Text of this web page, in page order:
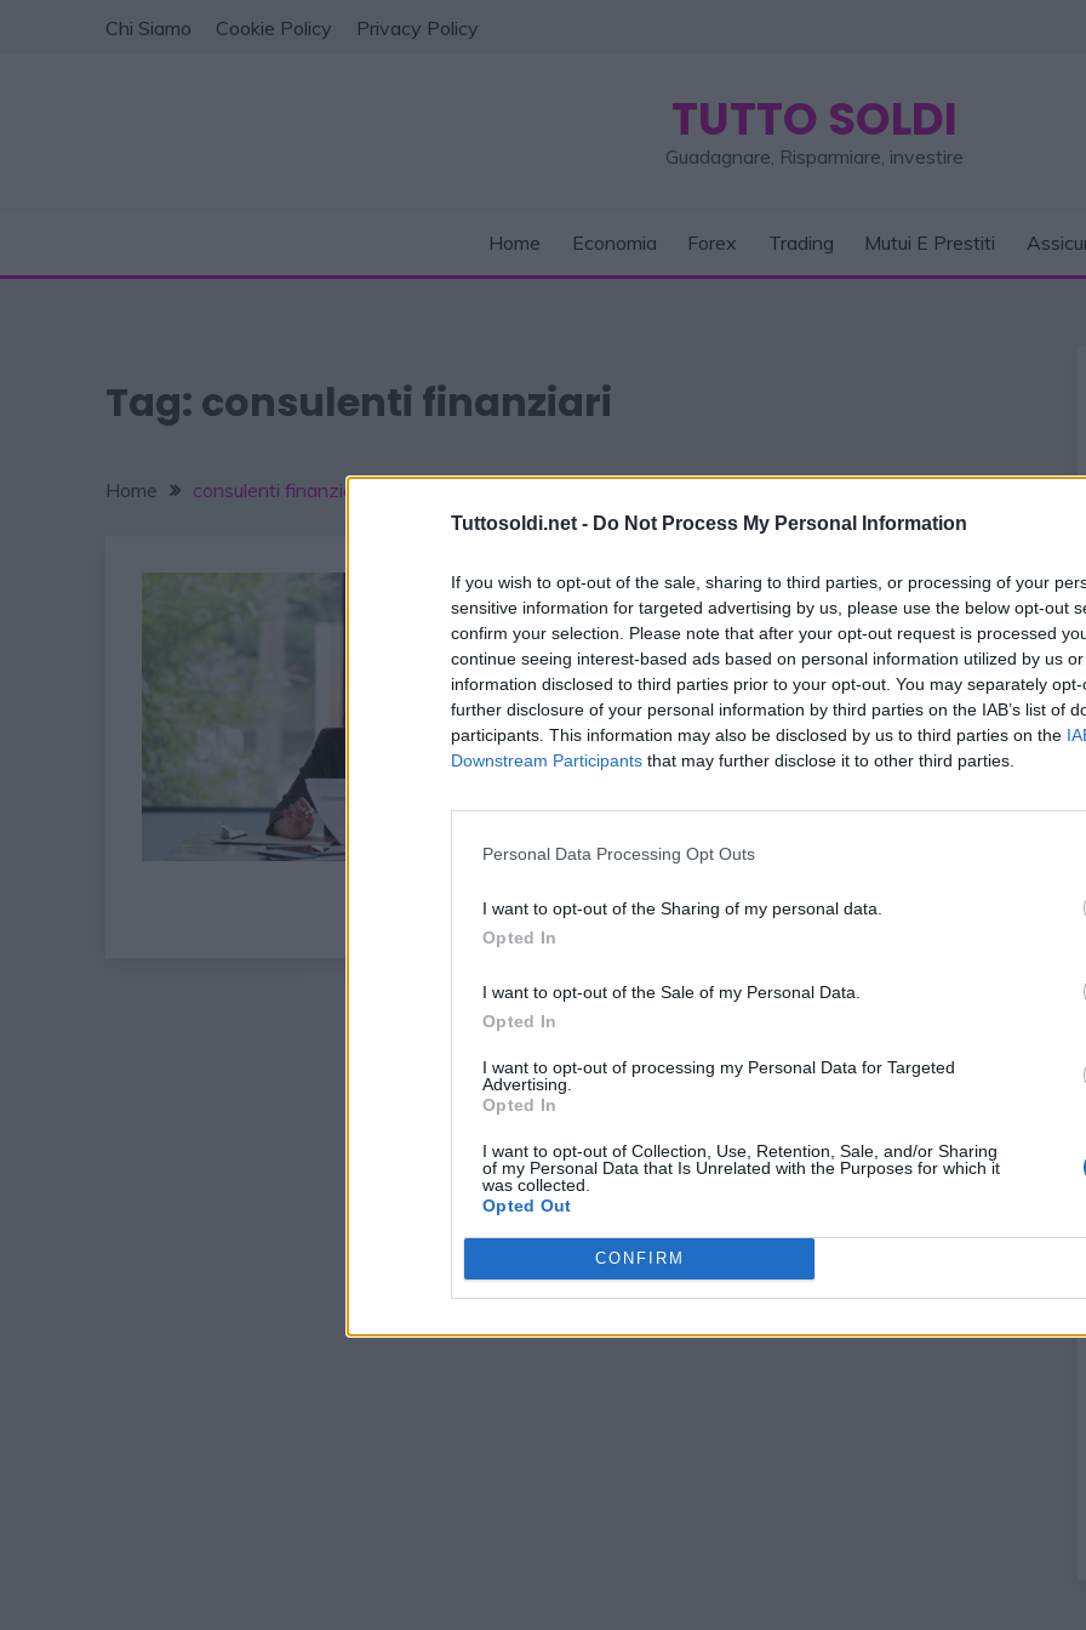
Tuttosoldi.net - Do Not Process My Personal Information
If you wish to opt-out of the sale, sharing to third parties, or processing of your
sensitive information for targeted advertising by us, please use the below opt-out
confirm your selection. Please note that after your opt-out request is processed
continue seeing interest-based ads based on personal information utilized by us
information disclosed to third parties prior to your opt-out. You may separately
further disclosure of your personal information by third parties on the IAB’s list of
participants. This information may also be disclosed by us to third parties on the
Downstream Participants that may further disclose it to other third parties.
Personal Data Processing Opt Outs
I want to opt-out of the Sharing of my personal data.
Opted In
I want to opt-out of the Sale of my Personal Data.
Opted In
I want to opt-out of processing my Personal Data for Targeted
Advertising.
Opted In
I want to opt-out of Collection, Use, Retention, Sale, and/or Sharing
of my Personal Data that Is Unrelated with the Purposes for which it
was collected.
Opted Out
CONFIRM
Chi Siamo Cookie Policy Privacy Policy
TUTTO SOLDI
Guadagnare, Risparmiare, investire
Home Economia Forex Trading Mutui E Prestiti
Tag: consulenti finanziari
Home consulenti finanziari
Economia
Conti correnti degli
italiani pieni di liquidità
19 Ottobre 2021 gestione
I conti correnti degli italiani sono pieni di
Read More